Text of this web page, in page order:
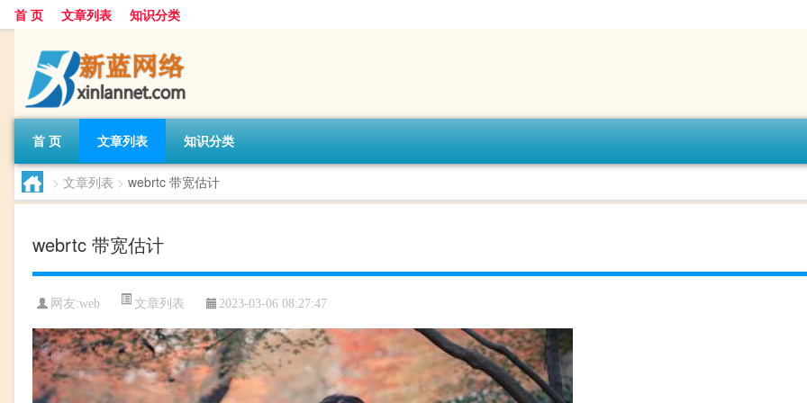
首 页 文章列表 知识分类
首 页 文章列表 知识分类
> 文章列表 > webrtc 带宽估计
webrtc 带宽估计
网友:web 文章列表 2023-03-06 08:27:47